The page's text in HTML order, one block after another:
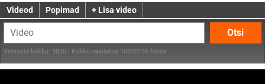
Videod Popimad + Lisa video
Otsi
Videosid kokku: 3830 | Kokku vaadatud 10820136 korda